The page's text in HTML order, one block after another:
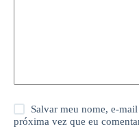
Salvar meu nome, e-
próxima vez que eu